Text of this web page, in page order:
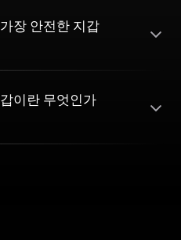
장 안전한 지갑
이란 무엇인가